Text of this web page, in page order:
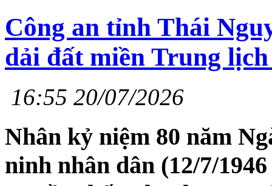
Công an tỉnh Thái
dải đất miền Trung
16:55 20/07/2026
Nhân kỷ niệm 80 năm
ninh nhân dân (12/7/